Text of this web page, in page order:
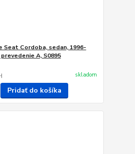
Seat Cordoba, sedan, 1996-
A, S0895
skladom
Pridať do košíka